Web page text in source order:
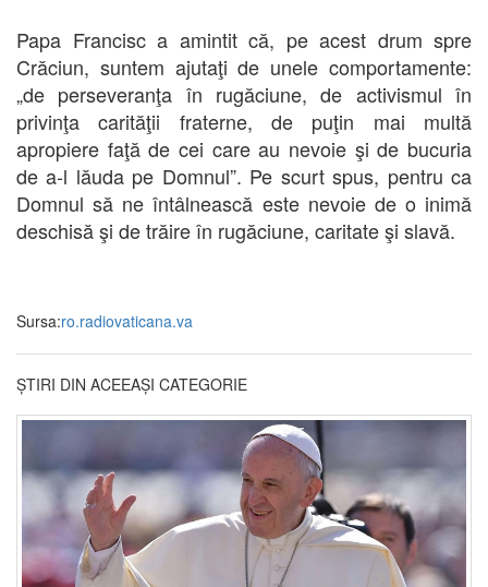
Papa Francisc a amintit că, pe acest drum spre
Crăciun, suntem ajutaţi de unele comportamente:
„de perseveranţa în rugăciune, de activismul în
privinţa carităţii fraterne, de puţin mai multă
apropiere faţă de cei care au nevoie şi de bucuria
de a-l lăuda pe Domnul”. Pe scurt spus, pentru ca
Domnul să ne întâlnească este nevoie de o inimă
deschisă şi de trăire în rugăciune, caritate şi slavă.
Sursa:ro.radiovaticana.va
ȘTIRI DIN ACEEAȘI CATEGORIE